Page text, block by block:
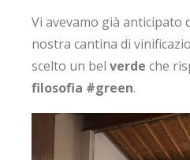
Vi avevamo già anticipato
nostra cantina di
scelto un bel verde che
filosofia #green.